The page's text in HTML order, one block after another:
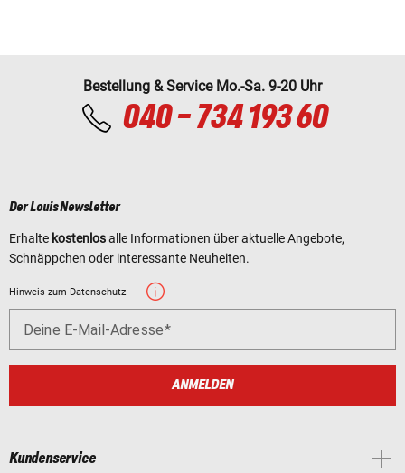
Bestellung & Service Mo.-Sa. 9-20 Uhr
040 - 734 193 60
Der Louis Newsletter
Erhalte kostenlosalle Informationen über aktuelle Angebote,
Schnäppchen oder interessante Neuheiten.
Hinweis zum Datenschutz
Deine E-Mail-Adresse
ANMELDEN
Kundenservice